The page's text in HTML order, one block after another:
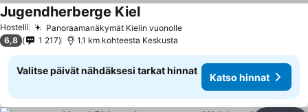
Hostelli Panoraamanäkymät Kielin vuonolle
Jugendherberge Kiel
6,8 1 217 1.1 km kohteesta Keskusta
Valitse päivät nähdäksesi tarkat hinnat
Katso hinnat